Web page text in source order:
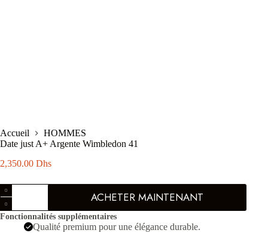
Accueil
HOMMES
Date just A+ Argente Wimbledon 41
2,350.00 Dhs
quantité
de
Date
just
ACHETER MAINTENANT
Fonctionnalités supplémentaires
Qualité premium pour une élégance durable.